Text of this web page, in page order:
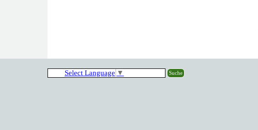
Select Language ▼ Suche